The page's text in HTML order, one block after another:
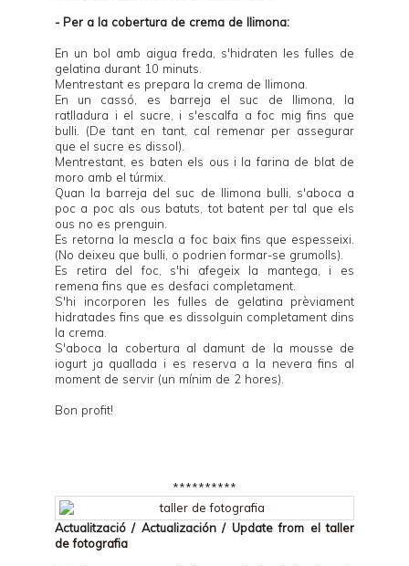
- Per a la cobertura de crema de llimona:
En un bol amb aigua freda, s'hidraten les fulles de
gelatina durant 10 minuts.
Mentrestant es prepara la crema de llimona.
En un cassó, es barreja el suc de llimona, la
ratlladura i el sucre, i s'escalfa a foc mig fins que
bulli. (De tant en tant, cal remenar per assegurar
que el sucre es dissol).
Mentrestant, es baten els ous i la farina de blat de
moro amb el túrmix.
Quan la barreja del suc de llimona bulli, s'aboca a
poc a poc als ous batuts, tot batent per tal que els
ous no es prenguin.
Es retorna la mescla a foc baix fins que espesseixi.
(No deixeu que bulli, o podrien formar-se grumolls).
Es retira del foc, s'hi afegeix la mantega, i es
remena fins que es desfaci completament.
S'hi incorporen les fulles de gelatina prèviament
hidratades fins que es dissolguin completament dins
la crema.
S'aboca la cobertura al damunt de la mousse de
iogurt ja quallada i es reserva a la nevera fins al
moment de servir (un mínim de 2 hores).
Bon profit!
**********
Actualització / Actualización / Update from eltaller
de fotografia